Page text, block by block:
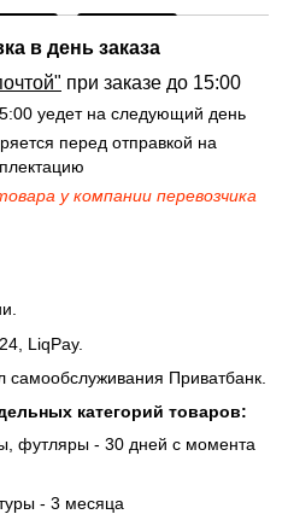
в день заказа
при заказе до 15:00
уедет на следующий день
перед отправкой на
у компании перевозчика
LiqPay.
самообслуживания Приватбанк.
категорий товаров:
футляры - 30 дней с момента
- 3 месяца